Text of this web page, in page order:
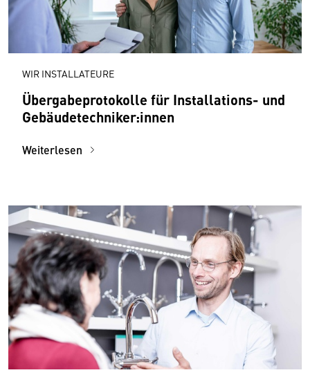
WIR INSTALLATEURE
Übergabeprotokolle für Installations- und
Gebäudetechniker:innen
Weiterlesen